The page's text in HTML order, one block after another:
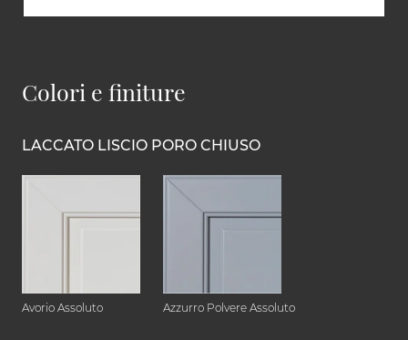
Colori e finiture
LACCATO LISCIO PORO CHIUSO
Avorio Assoluto Azzurro Polvere Assoluto